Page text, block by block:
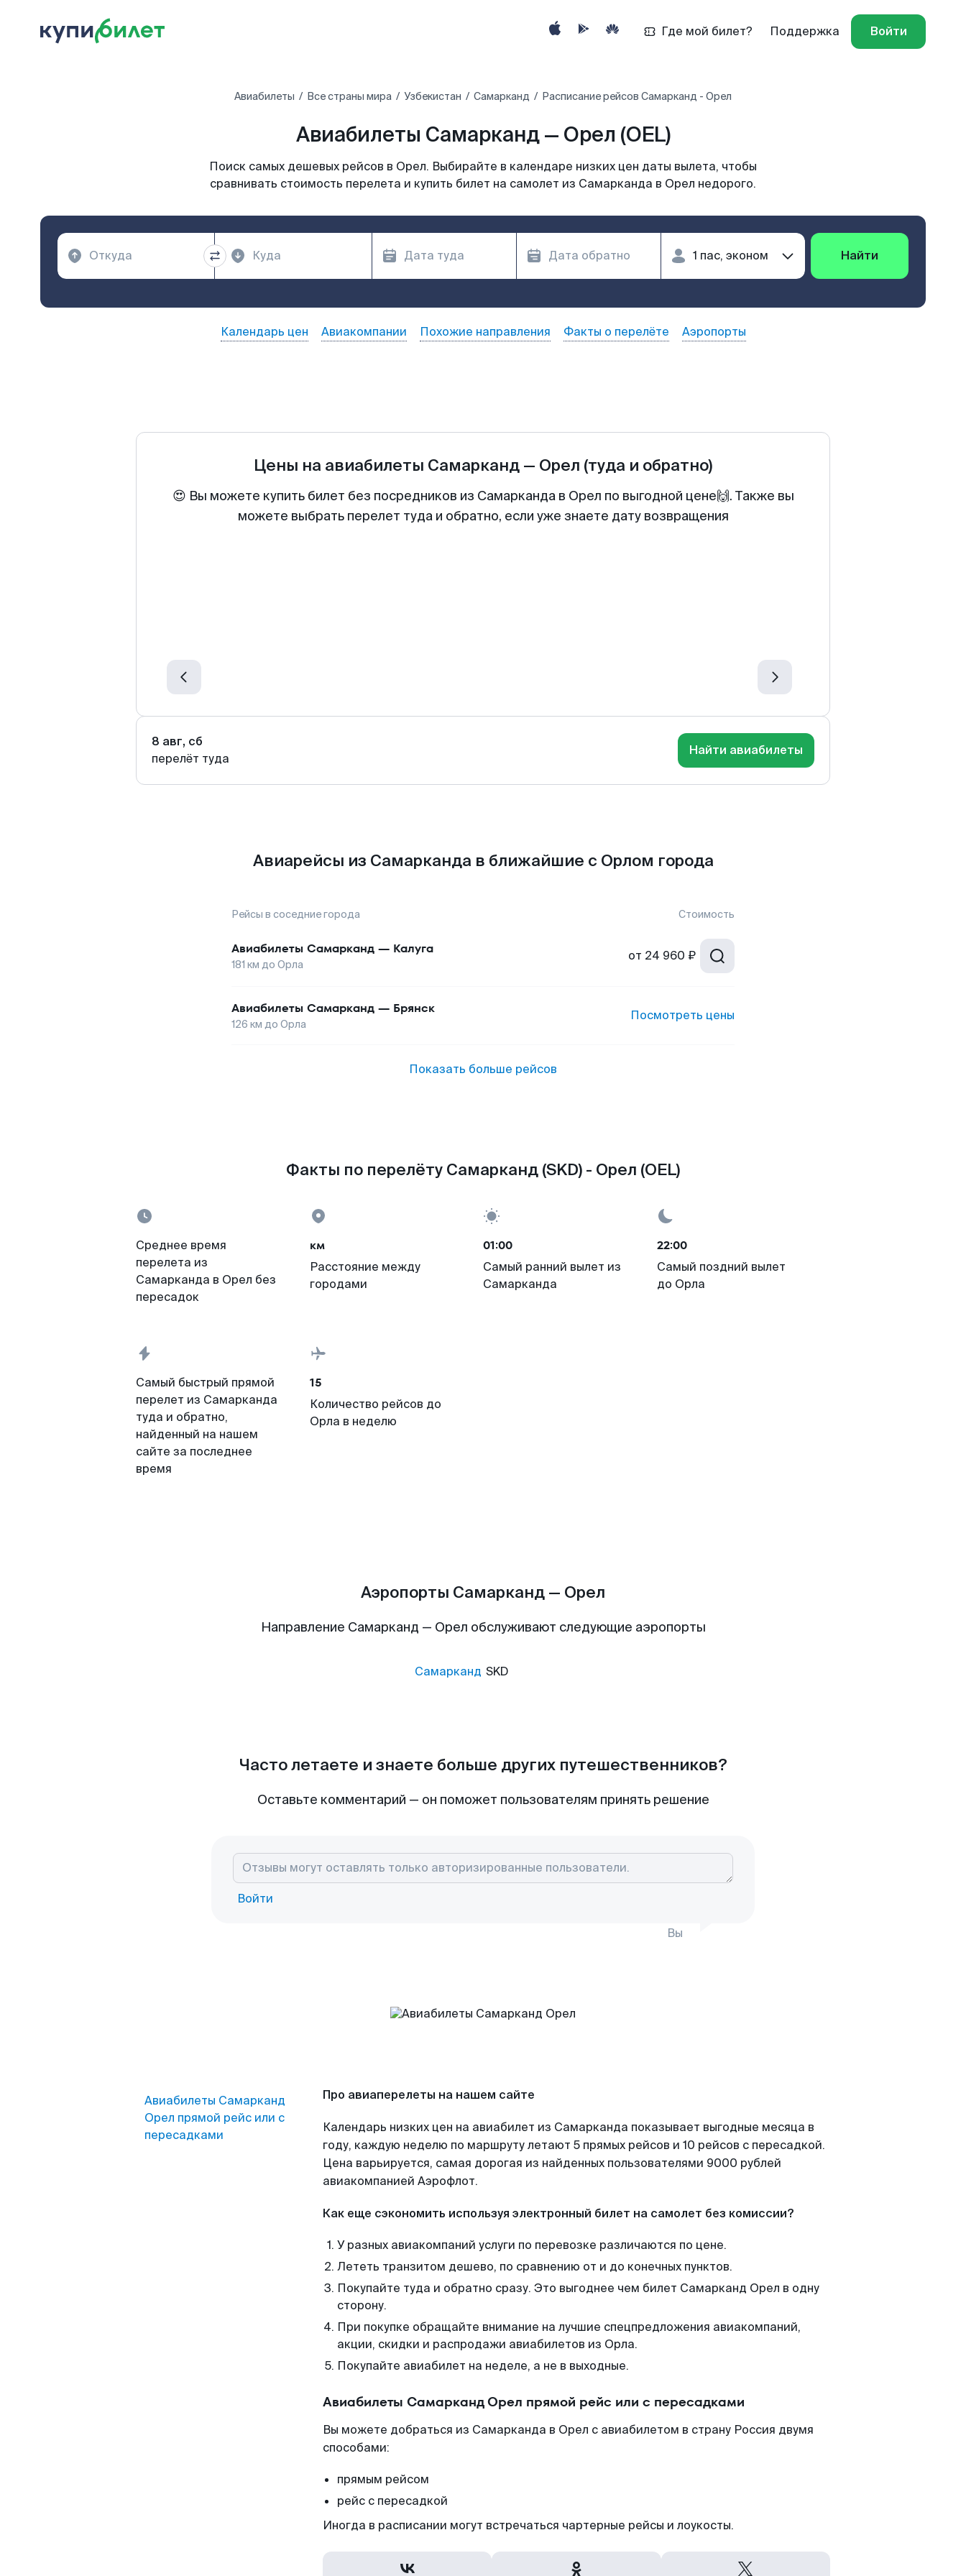
Где мой билет? Поддержка Войти
Авиабилеты Все страны мира Узбекистан Самарканд Расписание рейсов Самарканд - Орел
Авиабилеты Самарканд — Орел (OEL)
Поиск самых дешевых рейсов в Орел. Выбирайте в календаре низких цен даты вылета, чтобы
сравнивать стоимость перелета и купить билет на самолет из Самарканда в Орел недорого.
Найти
Календарь цен Авиакомпании Похожие направления Факты о перелёте Аэропорты
Цены на авиабилеты Самарканд — Орел (туда и обратно)
😍 Вы можете купить билет без посредников из Самарканда в Орел по выгодной цене🙌. Также вы
можете выбрать перелет туда и обратно, если уже знаете дату возвращения
8 авг, сб
перелёт туда
Найти авиабилеты
Авиарейсы из Самарканда в ближайшие с Орлом города
Рейсы в соседние города Стоимость
Авиабилеты Самарканд — Калуга
181 км до Орла
от 24 960 ₽
Авиабилеты Самарканд — Брянск
126 км до Орла
Посмотреть цены
Показать больше рейсов
Факты по перелёту Самарканд (SKD) - Орел (OEL)
Среднее время
перелета из
Самарканда в Орел без
пересадок
км
Расстояние между
городами
01:00
Самый ранний вылет из
Самарканда
22:00
Самый поздний вылет
до Орла
Самый быстрый прямой
перелет из Самарканда
туда и обратно,
найденный на нашем
сайте за последнее
время
15
Количество рейсов до
Орла в неделю
Аэропорты Самарканд — Орел
Направление Самарканд — Орел обслуживают следующие аэропорты
Самарканд SKD
Часто летаете и знаете больше других путешественников?
Оставьте комментарий — он поможет пользователям принять решение
Войти
Вы
Авиабилеты Самарканд
Орел прямой рейс или с
пересадками
Про авиаперелеты на нашем сайте
Календарь низких цен на авиабилет из Самарканда показывает выгодные месяца в
году, каждую неделю по маршруту летают 5 прямых рейсов и 10 рейсов с пересадкой.
Цена варьируется, самая дорогая из найденных пользователями 9000 рублей
авиакомпанией Аэрофлот.
Как еще сэкономить используя электронный билет на самолет без комиссии?
У разных авиакомпаний услуги по перевозке различаются по цене.
Лететь транзитом дешево, по сравнению от и до конечных пунктов.
Покупайте туда и обратно сразу. Это выгоднее чем билет Самарканд Орел в одну
сторону.
При покупке обращайте внимание на лучшие спецпредложения авиакомпаний,
акции, скидки и распродажи авиабилетов из Орла.
Покупайте авиабилет на неделе, а не в выходные.
Авиабилеты Самарканд Орел прямой рейс или с пересадками
Вы можете добраться из Самарканда в Орел с авиабилетом в страну Россия двумя
способами:
прямым рейсом
рейс с пересадкой
Иногда в расписании могут встречаться чартерные рейсы и лоукосты.